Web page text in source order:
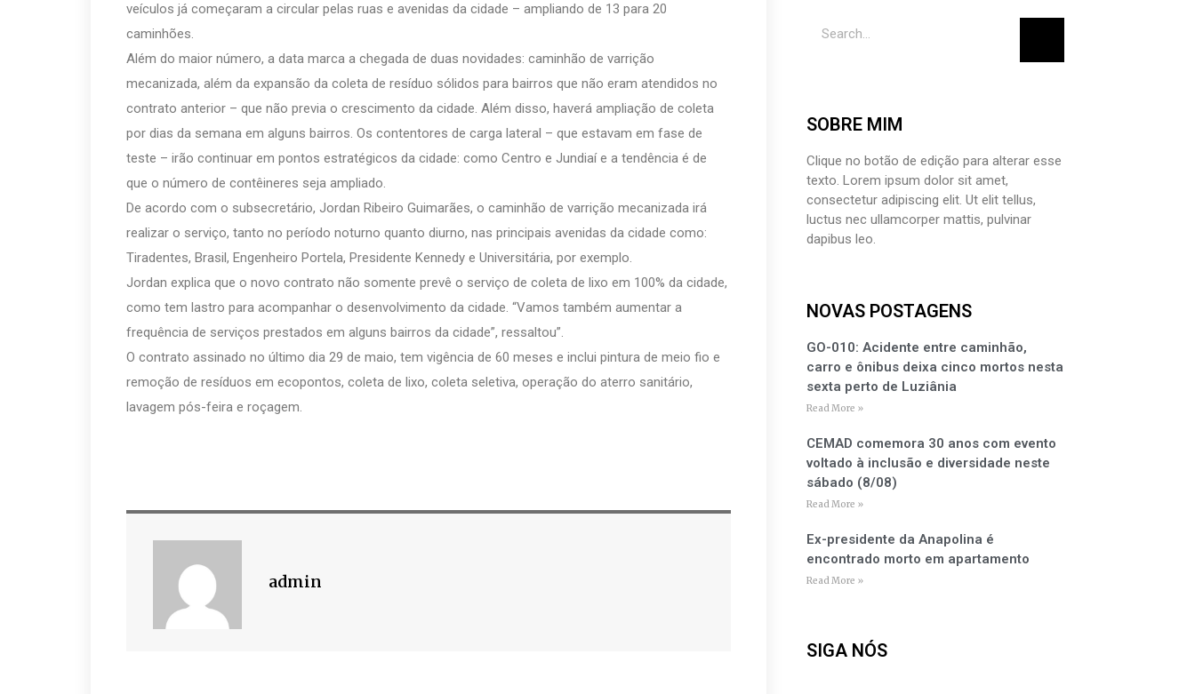
veículos já começaram a circular pelas ruas e avenidas da cidade – ampliando de 13 para 20
caminhões.
Além do maior número, a data marca a chegada de duas novidades: caminhão de varrição
mecanizada, além da expansão da coleta de resíduo sólidos para bairros que não eram atendidos no
contrato anterior – que não previa o crescimento da cidade. Além disso, haverá ampliação de coleta
por dias da semana em alguns bairros. Os contentores de carga lateral – que estavam em fase de
teste – irão continuar em pontos estratégicos da cidade: como Centro e Jundiaí e a tendência é de
que o número de contêineres seja ampliado.
De acordo com o subsecretário, Jordan Ribeiro Guimarães, o caminhão de varrição mecanizada irá
realizar o serviço, tanto no período noturno quanto diurno, nas principais avenidas da cidade como:
Tiradentes, Brasil, Engenheiro Portela, Presidente Kennedy e Universitária, por exemplo.
Jordan explica que o novo contrato não somente prevê o serviço de coleta de lixo em 100% da cidade,
como tem lastro para acompanhar o desenvolvimento da cidade. “Vamos também aumentar a
frequência de serviços prestados em alguns bairros da cidade”, ressaltou”.
O contrato assinado no último dia 29 de maio, tem vigência de 60 meses e inclui pintura de meio fio e
remoção de resíduos em ecopontos, coleta de lixo, coleta seletiva, operação do aterro sanitário,
lavagem pós-feira e roçagem.
admin
SOBRE MIM
Clique no botão de edição para alterar esse
texto. Lorem ipsum dolor sit amet,
consectetur adipiscing elit. Ut elit tellus,
luctus nec ullamcorper mattis, pulvinar
dapibus leo.
NOVAS POSTAGENS
GO-010: Acidente entre caminhão,
carro e ônibus deixa cinco mortos nesta
sexta perto de Luziânia
Read More »
CEMAD comemora 30 anos com evento
voltado à inclusão e diversidade neste
sábado (8/08)
Read More »
Ex-presidente da Anapolina é
encontrado morto em apartamento
Read More »
SIGA NÓS